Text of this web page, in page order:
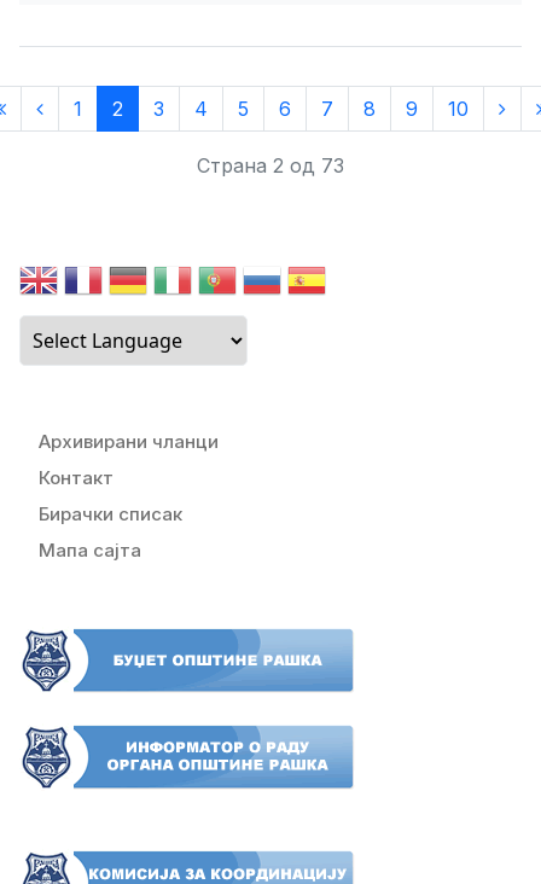
1 2 3 4 5 6 7 8 9 10
Страна 2 од 73
Архивирани чланци
Контакт
Бирачки списак
Мапа сајта